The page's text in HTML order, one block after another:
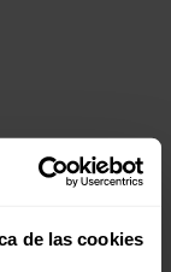
de las cookies